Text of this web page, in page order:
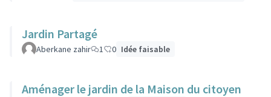
Jardin Partagé
Aberkane zahir 1 0 Idée faisable
Aménager le jardin de la Maison du citoyen